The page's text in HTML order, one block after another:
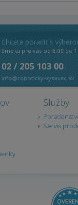
Chcete poradiť s
Sme tu pre vás od 8:00 do
02 / 205 103 00
info@roboticky-vysavac.sk
Služby
Servis